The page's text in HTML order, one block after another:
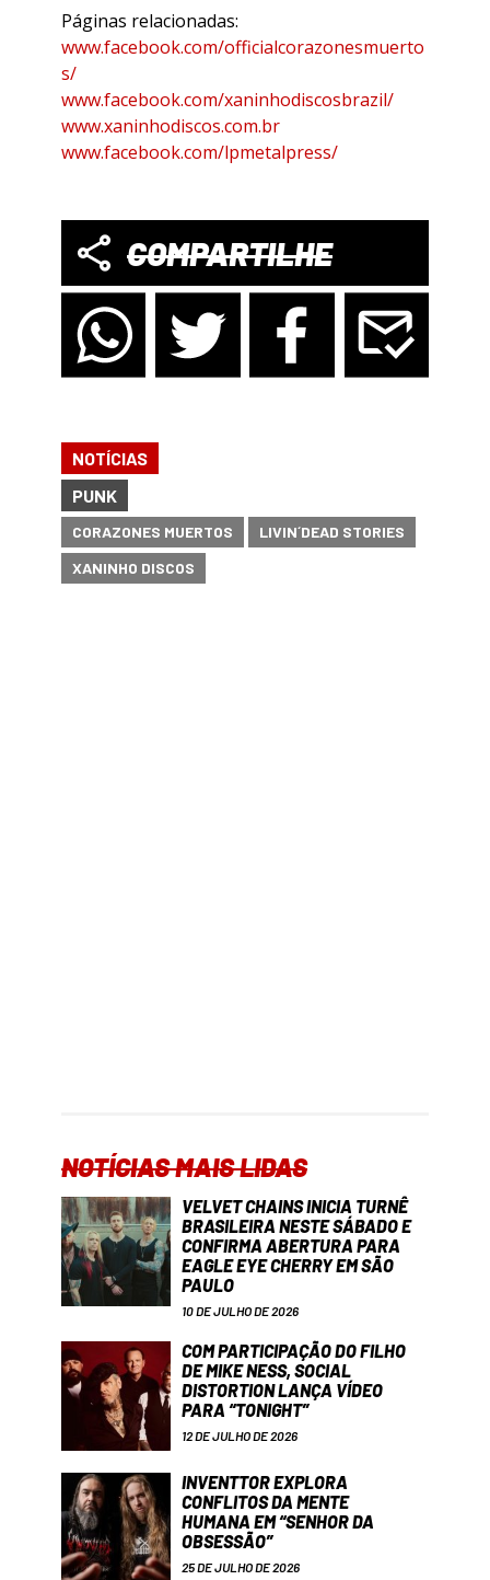
Páginas relacionadas:
www.facebook.com/officialcorazonesmuerto
s/
www.facebook.com/xaninhodiscosbrazil/
www.xaninhodiscos.com.br
www.facebook.com/lpmetalpress/
COMPARTILHE
NOTÍCIAS
PUNK
CORAZONES MUERTOS
LIVIN´DEAD STORIES
XANINHO DISCOS
NOTÍCIAS MAIS LIDAS
VELVET CHAINS INICIA TURNÊ
BRASILEIRA NESTE SÁBADO E
CONFIRMA ABERTURA PARA
EAGLE EYE CHERRY EM SÃO
PAULO
10 DE JULHO DE 2026
COM PARTICIPAÇÃO DO FILHO
DE MIKE NESS, SOCIAL
DISTORTION LANÇA VÍDEO
PARA “TONIGHT”
12 DE JULHO DE 2026
INVENTTOR EXPLORA
CONFLITOS DA MENTE
HUMANA EM “SENHOR DA
OBSESSÃO”
25 DE JULHO DE 2026